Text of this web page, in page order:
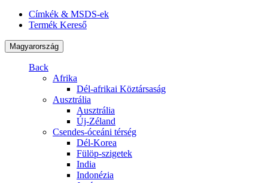
Címkék & MSDS-ek
Termék Kereső
Magyarország
Back
Afrika
Dél-afrikai Köztársaság
Ausztrália
Ausztrália
Új-Zéland
Csendes-óceáni térség
Dél-Korea
Fülöp-szigetek
India
Indonézia